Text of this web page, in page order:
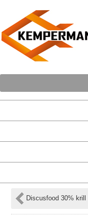
Discusfood 30% krill